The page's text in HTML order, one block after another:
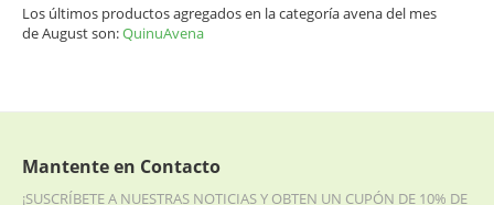
Los últimos productos agregados en la categoría avena del mes
de August son:QuinuAvena
Mantente en Contacto
¡SUSCRÍBETE A NUESTRAS NOTICIAS Y OBTEN UN CUPÓN DE 10% DE